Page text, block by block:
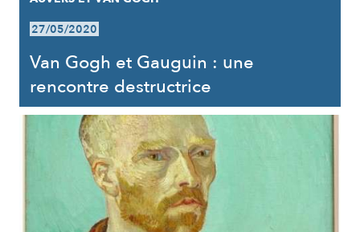
27/05/2020
Van Gogh et Gauguin : une
rencontre destructrice